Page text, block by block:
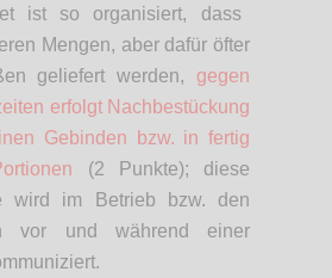
ist so organisiert, dass
Mengen, aber dafür öfter
geliefert werden, gegen
erfolgt Nachbestückung
Gebinden bzw. in fertig
(2 Punkte); diese
wird im Betrieb bzw. den
vor und während einer